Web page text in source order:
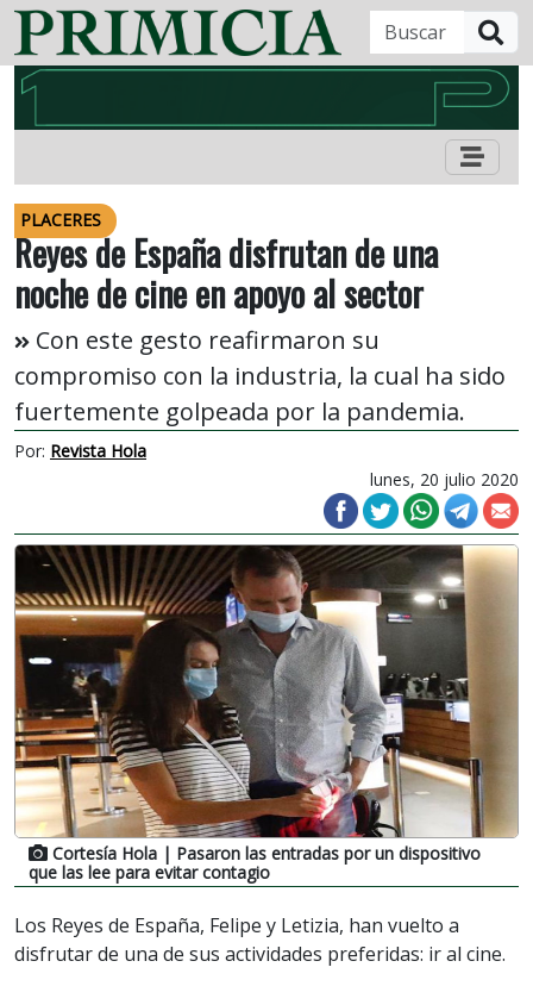
PLACERES
Reyes de España disfrutan de una
noche de cine en apoyo al sector
Con este gesto reafirmaron su
compromiso con la industria, la cual ha sido
fuertemente golpeada por la pandemia.
Por: Revista Hola
lunes, 20 julio 2020
Cortesía Hola | Pasaron las entradas por un dispositivo
que las lee para evitar contagio
Los Reyes de España, Felipe y Letizia, han vuelto a
disfrutar de una de sus actividades preferidas: ir al cine.